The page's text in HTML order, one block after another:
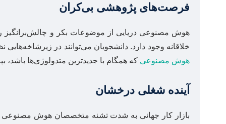
فرصت‌های پژوهشی بی‌کران
هوش مصنوعی دریایی از موضوعات بکر و چالش‌برانگیز
خلاقانه وجود دارد. دانشجویان می‌توانند در
هوش مصنوعی که همگام با جدیدترین متدولوژی‌ها باشد،
آینده شغلی درخشان